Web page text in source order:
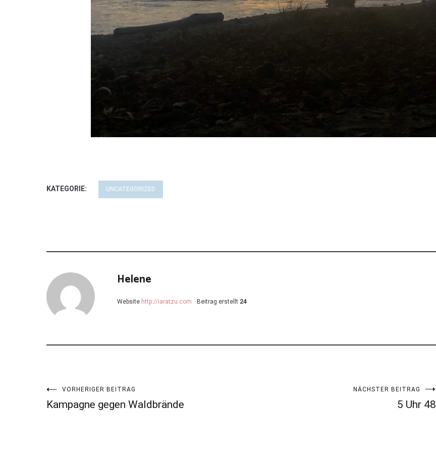
KATEGORIE: UNCATEGORIZED
Helene
Website http://iaratzu.com Beitrag erstellt 24
Beitragsnavigation
VORHERIGER BEITRAG
Kampagne gegen Waldbrände
NÄCHSTER BEITRAG
5 Uhr 48